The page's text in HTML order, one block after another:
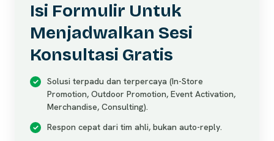
Isi Formulir Untuk
Menjadwalkan Sesi
Konsultasi Gratis
Solusi terpadu dan terpercaya (In-Store
Promotion, Outdoor Promotion, Event Activation,
Merchandise, Consulting).
Respon cepat dari tim ahli, bukan auto-reply.